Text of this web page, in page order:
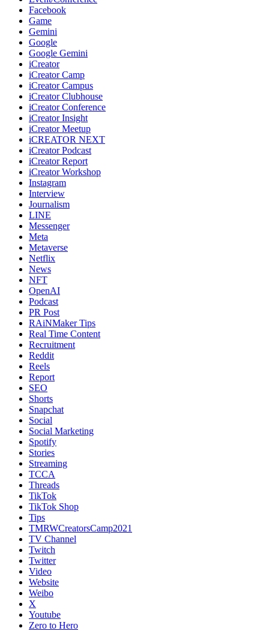
Facebook
Game
Gemini
Google
Google Gemini
iCreator
iCreator Camp
iCreator Campus
iCreator Clubhouse
iCreator Conference
iCreator Insight
iCreator Meetup
iCREATOR NEXT
iCreator Podcast
iCreator Report
iCreator Workshop
Instagram
Interview
Journalism
LINE
Messenger
Meta
Metaverse
Netflix
News
NFT
OpenAI
Podcast
PR Post
RAiNMaker Tips
Real Time Content
Recruitment
Reddit
Reels
Report
SEO
Shorts
Snapchat
Social
Social Marketing
Spotify
Stories
Streaming
TCCA
Threads
TikTok
TikTok Shop
Tips
TMRWCreatorsCamp2021
TV Channel
Twitch
Twitter
Video
Website
Weibo
X
Youtube
Zero to Hero